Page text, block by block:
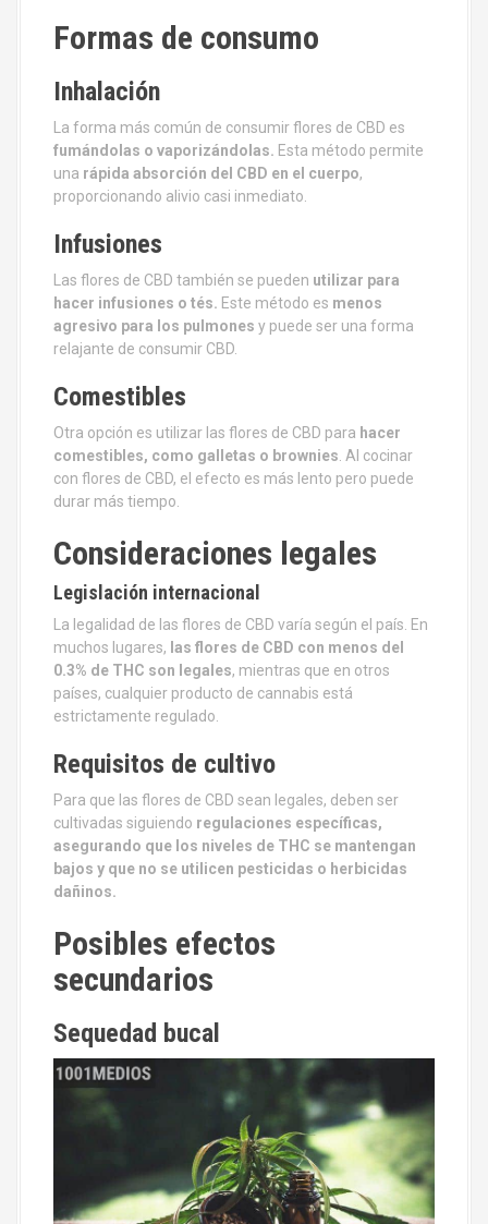
Formas de consumo
Inhalación
La forma más común de consumir flores de CBD es
fumándolas o vaporizándolas. Esta método permite
una rápida absorción del CBD en el cuerpo,
proporcionando alivio casi inmediato.
Infusiones
Las flores de CBD también se pueden utilizar para
hacer infusiones o tés. Este método es menos
agresivo para los pulmones y puede ser una forma
relajante de consumir CBD.
Comestibles
Otra opción es utilizar las flores de CBD para hacer
comestibles, como galletas o brownies . Al cocinar
con flores de CBD, el efecto es más lento pero puede
durar más tiempo.
Consideraciones legales
Legislación internacional
La legalidad de las flores de CBD varía según el país. En
muchos lugares, las flores de CBD con menos del
0.3% de THC son legales, mientras que en otros
países, cualquier producto de cannabis está
estrictamente regulado.
Requisitos de cultivo
Para que las flores de CBD sean legales, deben ser
cultivadas siguiendo regulaciones específicas,
asegurando que los niveles de THC se mantengan
bajos y que no se utilicen pesticidas o herbicidas
dañinos.
Posibles efectos
secundarios
Sequedad bucal